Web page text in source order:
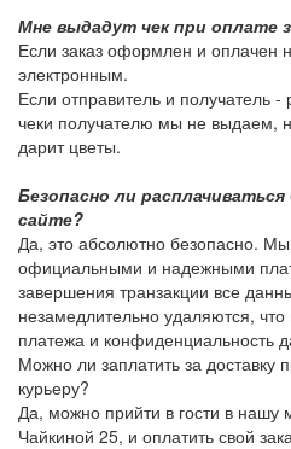
Мне выдадут чек при оплате
Если заказ оформлен и оплачен
электронным.
Если отправитель и получатель
чеки получателю мы не выдаем,
дарит цветы.
Безопасно ли
сайте?
Да, это абсолютно безопасно.
официальными и надежными
завершения транзакции все
незамедлительно удаляются, что
платежа и конфиденциальность
Можно ли заплатить за доставку
курьеру?
Да, можно прийти в гости в нашу
Чайкиной 25, и оплатить свой